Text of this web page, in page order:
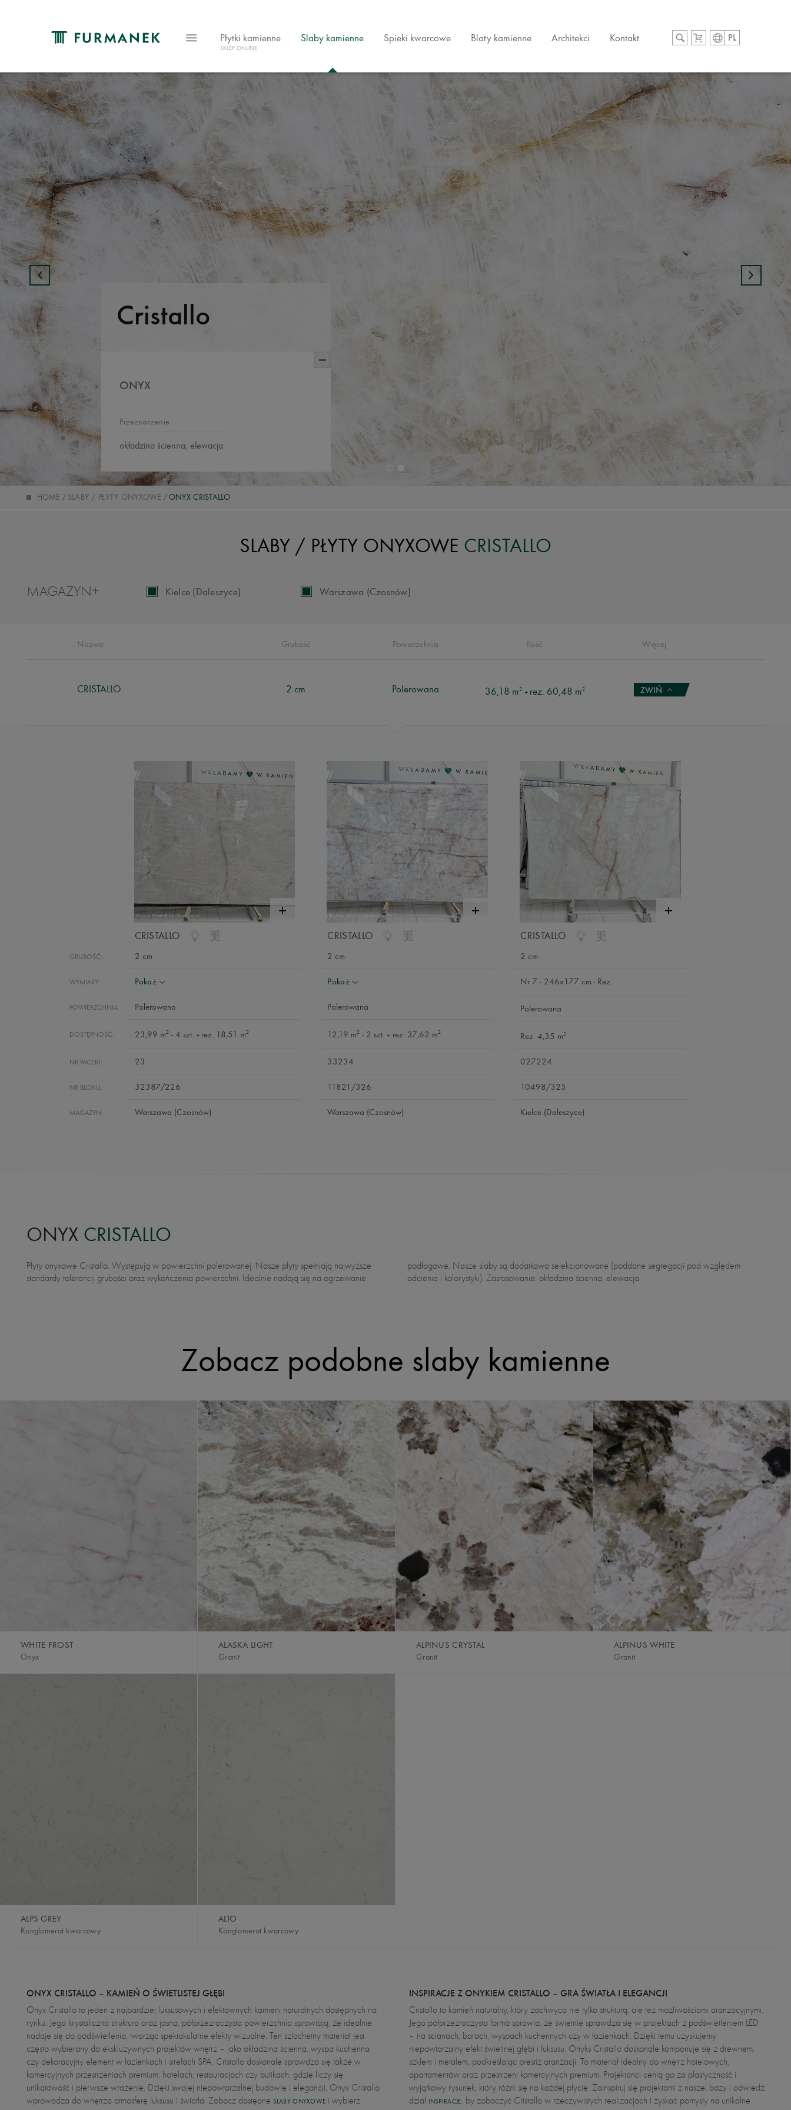
Płytki kamienne
SKLEP ONLINE
Slaby kamienne Spieki kwarcowe Blaty kamienne Architekci Kontakt PL
Cristallo
ONYX
Przeznaczenie
okładzina ścienna, elewacja
HOME SLABY / PŁYTY ONYXOWE ONYX CRISTALLO
SLABY / PŁYTY ONYXOWE CRISTALLO
MAGAZYN+ Kielce (Daleszyce) Warszawa (Czosnów)
Nazwa Grubość Powierzchnia Ilość Więcej
CRISTALLO 2 cm Polerowana 36,18 m2
+ rez. 60,48 m2
CRISTALLO
GRUBOŚĆ: 2 cm
WYMIARY: Pokaż
POWIERZCHNIA: Polerowana
DOSTĘPNOŚĆ: 23,99 m2- 4 szt. + rez. 18,51 m2
NR PACZKI: 23
NR BLOKU: 32387/226
MAGAZYN: Warszawa (Czosnów)
CRISTALLO
2 cm
Pokaż
Polerowana
12,19 m2 - 2 szt.+ rez. 37,62 m2
33234
11821/326
Warszawa (Czosnów)
CRISTALLO
2 cm
Nr 7 - 246x177 cm- Rez.
Polerowana
Rez. 4,35 m2
027224
10498/325
Kielce (Daleszyce)
ONYX CRISTALLO
Płyty onyxowe Cristallo. Występują w powierzchni polerowanej. Nasze płyty spełniają najwyższe
standardy tolerancji grubości oraz wykończenia powierzchni. Idealnie nadają się na ogrzewanie
podłogowe. Nasze slaby są dodatkowo selekcjonowane (poddane segregacji pod względem
odcienia i kolorystyki). Zastosowanie: okładzina ścienna, elewacja.
Zobacz podobne slaby kamienne
WHITE FROST
Onyx
ALASKA LIGHT
Granit
ALPINUS CRYSTAL
Granit
ALPINUS WHITE
Granit
ALPS GREY
Konglomerat kwarcowy
ALTO
Konglomerat kwarcowy
ONYX CRISTALLO – KAMIEŃ O ŚWIETLISTEJ GŁĘBI
Onyx Cristallo to jeden z najbardziej luksusowych i efektownych kamieni naturalnych dostępnych na
rynku. Jego krystaliczna struktura oraz jasna, półprzezroczysta powierzchnia sprawiają, że idealnie
nadaje się do podświetlenia, tworząc spektakularne efekty wizualne. Ten szlachetny materiał jest
często wybierany do ekskluzywnych projektów wnętrz – jako okładzina ścienna, wyspa kuchenna
czy dekoracyjny element w łazienkach i strefach SPA. Cristallo doskonale sprawdza się także w
komercyjnych przestrzeniach premium: hotelach, restauracjach czy butikach, gdzie liczy się
unikatowość i pierwsze wrażenie. Dzięki swojej niepowtarzalnej budowie i elegancji, Onyx Cristallo
wprowadza do wnętrza atmosferę luksusu i światła. Zobacz dostępne SLABY ONYXOWE i wybierz
INSPIRACJE Z ONYKIEM CRISTALLO – GRA ŚWIATŁA I ELEGANCJI
Cristallo to kamień naturalny, który zachwyca nie tylko strukturą, ale też możliwościami aranżacyjnymi.
Jego półprzezroczysta forma sprawia, że świetnie sprawdza się w projektach z podświetleniem LED
– na ścianach, barach, wyspach kuchennych czy w łazienkach. Dzięki temu uzyskujemy
niepowtarzalny efekt świetlnej głębi i luksusu. Onyks Cristallo doskonale komponuje się z drewnem,
szkłem i metalem, podkreślając prestiż aranżacji. To materiał idealny do wnętrz hotelowych,
apartamentów oraz przestrzeni komercyjnych premium. Projektanci cenią go za plastyczność i
wyjątkowy rysunek, który różni się na każdej płycie. Zainspiruj się projektami z naszej bazy i odwiedź
dział INSPIRACJE , by zobaczyć Cristallo w rzeczywistych realizacjach i zyskać pomysły na unikalne